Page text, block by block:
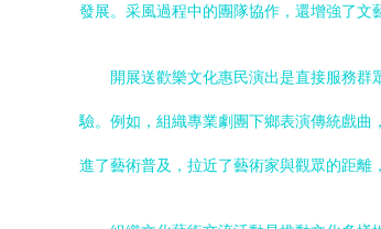
發展。采風過程中的團隊協作，還增強了文
開展送歡樂文化惠民演出是直接服務
驗。例如，組織專業劇團下鄉表演傳統戲
進了藝術普及，拉近了藝術家與觀眾的距離